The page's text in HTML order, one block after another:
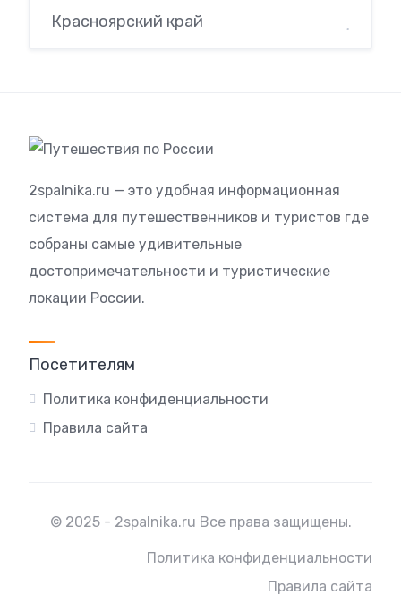
Красноярский край
2spalnika.ru — это удобная информационная
система для путешественников и туристов где
собраны самые удивительные
достопримечательности и туристические
локации России.
Посетителям
Политика конфиденциальности
Правила сайта
© 2025 - 2spalnika.ru Все права защищены.
Политика конфиденциальности
Правила сайта